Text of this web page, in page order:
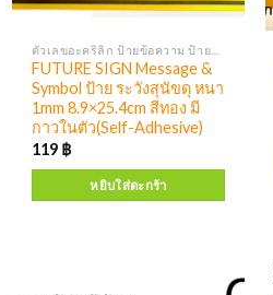
FUTURE SIGN Message &
Symbol ป้าย ระวังสุนัขดุ หนา
1mm 8.9×25.4cm สีทอง มี
กาวในตัว(Self-Adhesive)
119 ฿
หยิบใส่ตะกร้า